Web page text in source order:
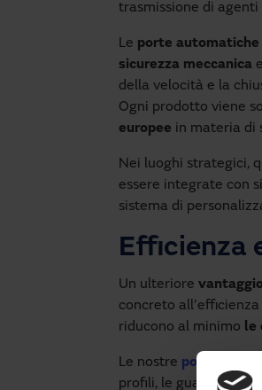
trasmissione di
Le porte automatiche
sicurezza meccanica
della velocità e la
Ogni prodotto viene
europee in materia di
Nei luoghi strategici,
essere integrate con
sistema di
Efficienza
Un ulteriore
concreto
riducono al minimo le
Le nostre porte
profili, le guarnizioni